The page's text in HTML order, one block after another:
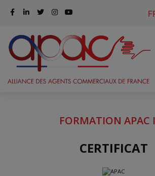
FORMATION APAC
CERTIFICAT